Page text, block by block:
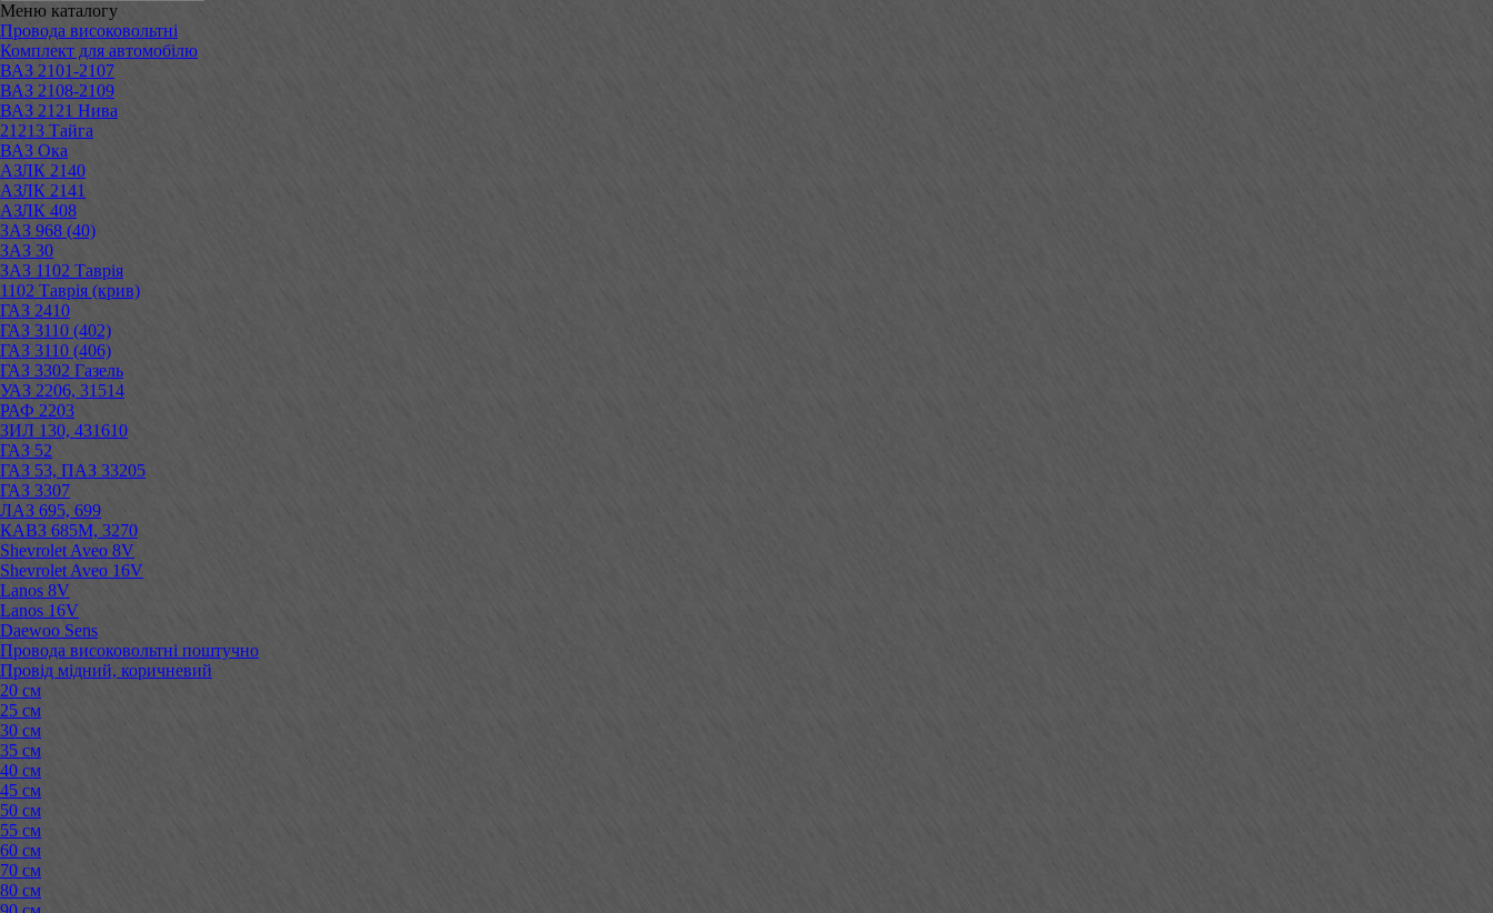
Меню каталогу
Провода високовольтні
Комплект для автомобілю
ВАЗ 2101-2107
ВАЗ 2108-2109
ВАЗ 2121 Нива
21213 Тайга
ВАЗ Ока
АЗЛК 2140
АЗЛК 2141
АЗЛК 408
ЗАЗ 968 (40)
ЗАЗ 30
ЗАЗ 1102 Таврія
1102 Таврія (крив)
ГАЗ 2410
ГАЗ 3110 (402)
ГАЗ 3110 (406)
ГАЗ 3302 Газель
УАЗ 2206, 31514
РАФ 2203
ЗИЛ 130, 431610
ГАЗ 52
ГАЗ 53, ПАЗ 33205
ГАЗ 3307
ЛАЗ 695, 699
КАВЗ 685М, 3270
Shevrolet Aveo 8V
Shevrolet Aveo 16V
Lanos 8V
Lanos 16V
Daewoo Sens
Провода високовольтні поштучно
Провід мідний, коричневий
20 см
25 см
30 см
35 см
40 см
45 см
50 см
55 см
60 см
70 см
80 см